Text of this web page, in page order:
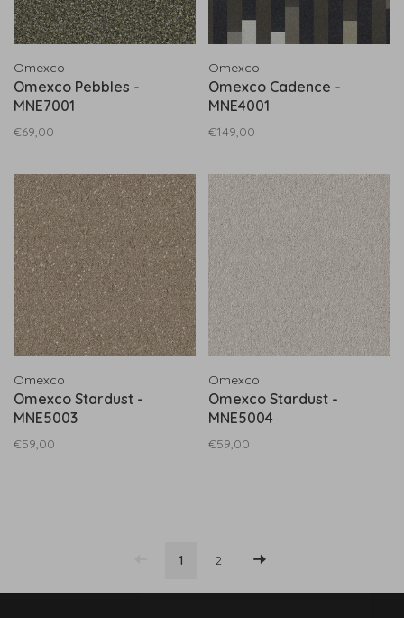
Omexco
Omexco Pebbles -
MNE7001
€69,00
Omexco
Omexco Cadence -
MNE4001
€149,00
Omexco
Omexco Stardust -
MNE5003
€59,00
Omexco
Omexco Stardust -
MNE5004
€59,00
1 2